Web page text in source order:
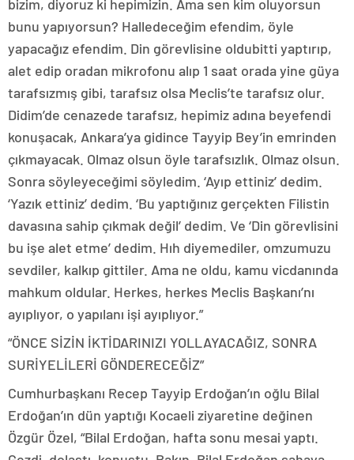
bizim, diyoruz ki hepimizin. Ama sen kim oluyorsun
bunu yapıyorsun? Halledeceğim efendim, öyle
yapacağız efendim. Din görevlisine oldubitti yaptırıp,
alet edip oradan mikrofonu alıp 1 saat orada yine güya
tarafsızmış gibi, tarafsız olsa Meclis’te tarafsız olur.
Didim’de cenazede tarafsız, hepimiz adına beyefendi
konuşacak, Ankara’ya gidince Tayyip Bey’in emrinden
çıkmayacak. Olmaz olsun öyle tarafsızlık. Olmaz olsun.
Sonra söyleyeceğimi söyledim. ‘Ayıp ettiniz’ dedim.
‘Yazık ettiniz’ dedim. ‘Bu yaptığınız gerçekten Filistin
davasına sahip çıkmak değil’ dedim. Ve ‘Din görevlisini
bu işe alet etme’ dedim. Hıh diyemediler, omzumuzu
sevdiler, kalkıp gittiler. Ama ne oldu, kamu vicdanında
mahkum oldular. Herkes, herkes Meclis Başkanı’nı
ayıplıyor, o yapılanı işi ayıplıyor.”
“ÖNCE SİZİN İKTİDARINIZI YOLLAYACAĞIZ, SONRA
SURİYELİLERİ GÖNDERECEĞİZ”
Cumhurbaşkanı Recep Tayyip Erdoğan’ın oğlu Bilal
Erdoğan’ın dün yaptığı Kocaeli ziyaretine değinen
Özgür Özel, “Bilal Erdoğan, hafta sonu mesai yaptı.